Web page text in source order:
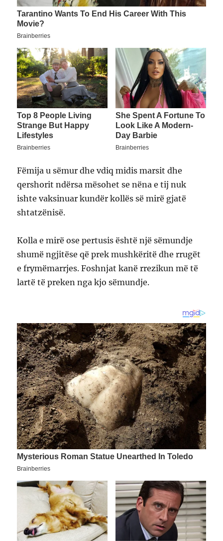
Fëmija u sëmur dhe vdiq midis marsit dhe
qershorit ndërsa mësohet se nëna e tij nuk
ishte vaksinuar kundër kollës së mirë gjatë
shtatzënisë.
Kolla e mirë ose pertusis është një sëmundje
shumë ngjitëse që prek mushkëritë dhe rrugët
e frymëmarrjes. Foshnjat kanë rrezikun më të
lartë të preken nga kjo sëmundje.